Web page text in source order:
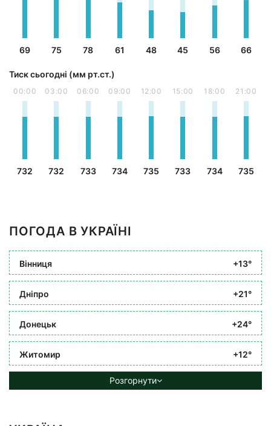
69 75 78 61 48 45 56 66
Тиск сьогодні (мм рт.ст.)
00:00
732
03:00
732
06:00
733
09:00
734
12:00
735
15:00
733
18:00
734
21:00
735
ПОГОДА В УКРАЇНІ
Вінниця +13°
Дніпро +21°
Донецьк +24°
Житомир +12°
Розгорнути